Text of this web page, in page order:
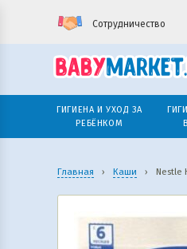
Сотрудничество
ГИГИЕНА И УХОД ЗА
РЕБЁНКОМ
Главная › Каши › Nestle